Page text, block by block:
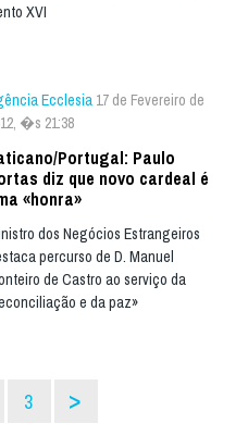
XVI
Ecclesia 17 de Fevereiro de
�s 21:38
Portugal: Paulo
diz que novo cardeal é
«honra»
dos Negócios Estrangeiros
percurso de D. Manuel
de Castro ao serviço da
e da paz»
3 >